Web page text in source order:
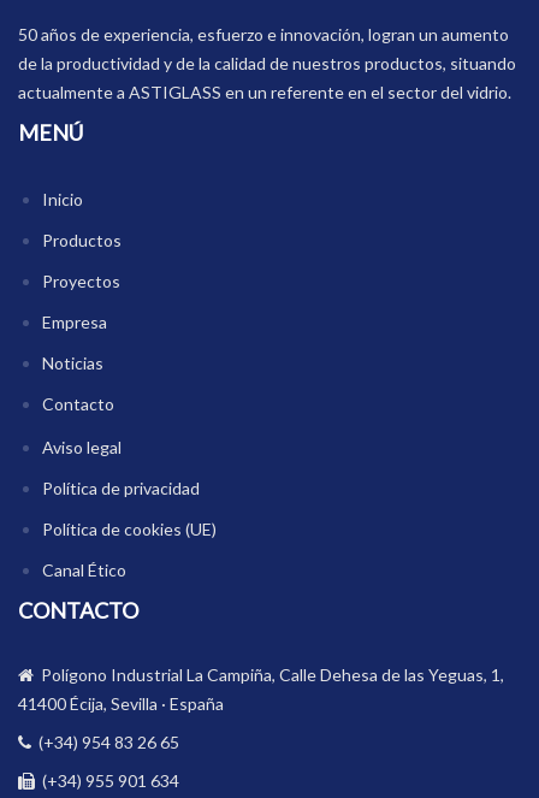
50 años de experiencia, esfuerzo e innovación, logran un aumento
de la productividad y de la calidad de nuestros productos, situando
actualmente a ASTIGLASS en un referente en el sector del vidrio.
MENÚ
Inicio
Productos
Proyectos
Empresa
Noticias
Contacto
Aviso legal
Política de privacidad
Política de cookies (UE)
Canal Ético
CONTACTO
Polígono Industrial La Campiña, Calle Dehesa de las Yeguas, 1,
41400 Écija, Sevilla · España
(+34) 954 83 26 65
(+34) 955 901 634